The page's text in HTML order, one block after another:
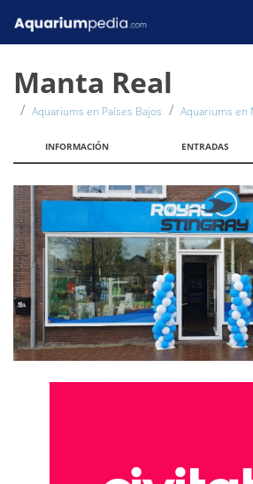
Manta Real
Aquariums en Países Bajos Aquariums en
INFORMACIÓN ENTRADAS